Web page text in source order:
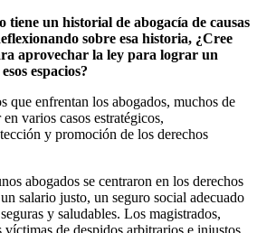
un historial de abogacía de causas
sobre esa historia, ¿Cree
aprovechar la ley para lograr un
espacios?
que enfrentan los abogados, muchos de
varios casos estratégicos,
y promoción de los derechos
abogados se centraron en los derechos
salario justo, un seguro social adecuado
y saludables. Los magistrados,
víctimas de despidos arbitrarios e injustos